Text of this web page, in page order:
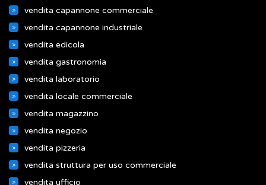
vendita capannone commerciale
vendita capannone industriale
vendita edicola
vendita gastronomia
vendita laboratorio
vendita locale commerciale
vendita magazzino
vendita negozio
vendita pizzeria
vendita struttura per uso commerciale
vendita ufficio